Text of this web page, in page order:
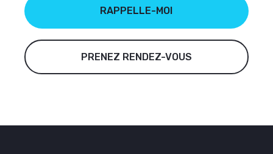
RAPPELLE-MOI
PRENEZ RENDEZ-VOUS